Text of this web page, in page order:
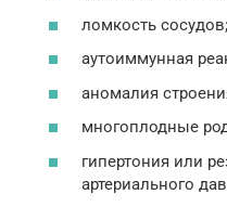
ломкость сосудов;
аутоиммунная
аномалия
многоплодные
гипертония или
артериального